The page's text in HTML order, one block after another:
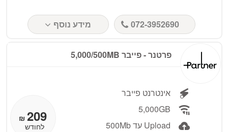
072-3952690 מידע נוסף
פרטנר - פייבר 5,000/500MB
אינטרנט פייבר
5,000GB
Upload עד 500Mb
209
₪
לחודש